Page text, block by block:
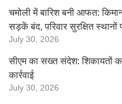
चमोली में बारिश बनी आफत:
सड़कें बंद, परिवार सुरक्षित स्थानों
July 30, 2026
सीएम का सख्त संदेश: शिकायतों
कार्रवाई
July 30, 2026